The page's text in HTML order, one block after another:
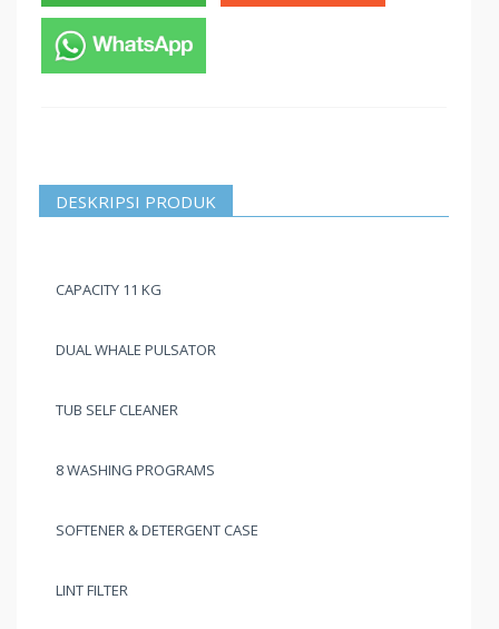
DESKRIPSI PRODUK
CAPACITY 11 KG
DUAL WHALE PULSATOR
TUB SELF CLEANER
8 WASHING PROGRAMS
SOFTENER & DETERGENT CASE
LINT FILTER